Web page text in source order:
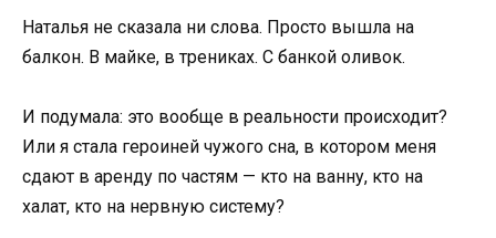
Наталья не сказала ни слова. Просто вышла на
балкон. В майке, в трениках. С банкой оливок.
И подумала: это вообще в реальности происходит?
Или я стала героиней чужого сна, в котором меня
сдают в аренду по частям — кто на ванну, кто на
халат, кто на нервную систему?